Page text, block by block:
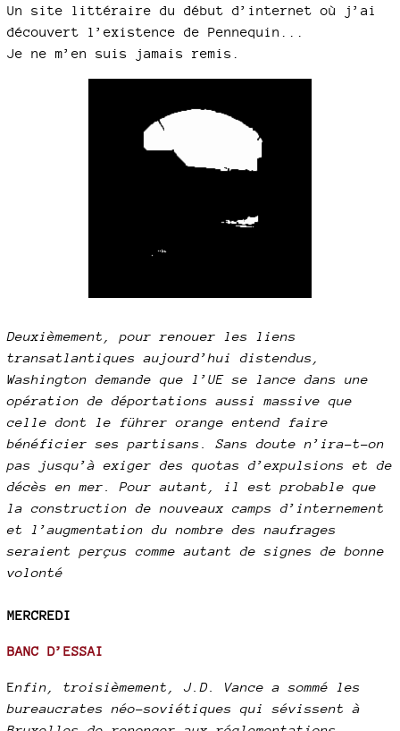
Un site littéraire du début d’internet où j’ai
découvert l’existence de Pennequin...
Je ne m’en suis jamais remis.
Deuxièmement, pour renouer les liens
transatlantiques aujourd’hui distendus,
Washington demande que l’UE se lance dans une
opération de déportations aussi massive que
celle dont le führer orange entend faire
bénéficier ses partisans. Sans doute n’ira-t-on
pas jusqu’à exiger des quotas d’expulsions et de
décès en mer. Pour autant, il est probable que
la construction de nouveaux camps d’internement
et l’augmentation du nombre des naufrages
seraient perçus comme autant de signes de bonne
volonté
MERCREDI
BANC D’ESSAI
Enfin, troisièmement, J.D. Vance a sommé les
bureaucrates néo-soviétiques qui sévissent à